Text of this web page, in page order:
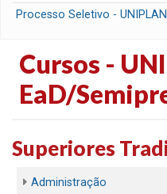
Processo Seletivo -
Cursos -
EaD/
Superiores
Administração